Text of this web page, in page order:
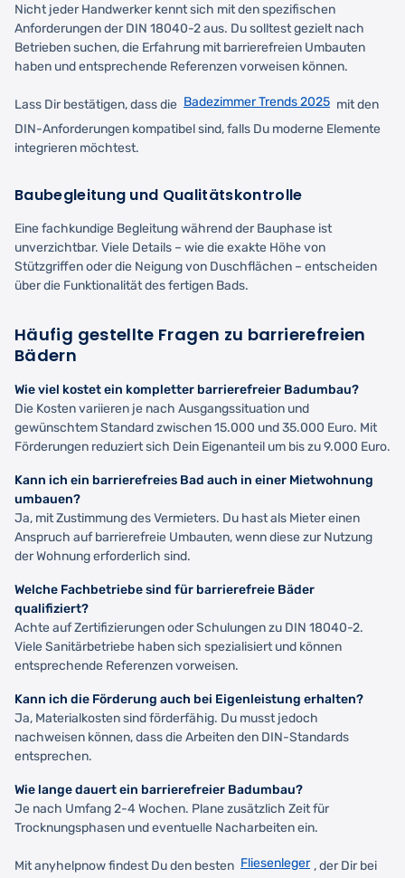
Nicht jeder Handwerker kennt sich mit den spezifischen
Anforderungen der DIN 18040-2 aus. Du solltest gezielt nach
Betrieben suchen, die Erfahrung mit barrierefreien Umbauten
haben und entsprechende Referenzen vorweisen können.
Lass Dir bestätigen, dass die Badezimmer Trends 2025 mit den
DIN-Anforderungen kompatibel sind, falls Du moderne Elemente
integrieren möchtest.
Baubegleitung und Qualitätskontrolle
Eine fachkundige Begleitung während der Bauphase ist
unverzichtbar. Viele Details – wie die exakte Höhe von
Stützgriffen oder die Neigung von Duschflächen – entscheiden
über die Funktionalität des fertigen Bads.
Häufig gestellte Fragen zu barrierefreien
Bädern
Wie viel kostet ein kompletter barrierefreier Badumbau?
Die Kosten variieren je nach Ausgangssituation und
gewünschtem Standard zwischen 15.000 und 35.000 Euro. Mit
Förderungen reduziert sich Dein Eigenanteil um bis zu 9.000 Euro.
Kann ich ein barrierefreies Bad auch in einer Mietwohnung
umbauen?
Ja, mit Zustimmung des Vermieters. Du hast als Mieter einen
Anspruch auf barrierefreie Umbauten, wenn diese zur Nutzung
der Wohnung erforderlich sind.
Welche Fachbetriebe sind für barrierefreie Bäder
qualifiziert?
Achte auf Zertifizierungen oder Schulungen zu DIN 18040-2.
Viele Sanitärbetriebe haben sich spezialisiert und können
entsprechende Referenzen vorweisen.
Kann ich die Förderung auch bei Eigenleistung erhalten?
Ja, Materialkosten sind förderfähig. Du musst jedoch
nachweisen können, dass die Arbeiten den DIN-Standards
entsprechen.
Wie lange dauert ein barrierefreier Badumbau?
Je nach Umfang 2-4 Wochen. Plane zusätzlich Zeit für
Trocknungsphasen und eventuelle Nacharbeiten ein.
Mit anyhelpnow findest Du den besten Fliesenleger , der Dir bei